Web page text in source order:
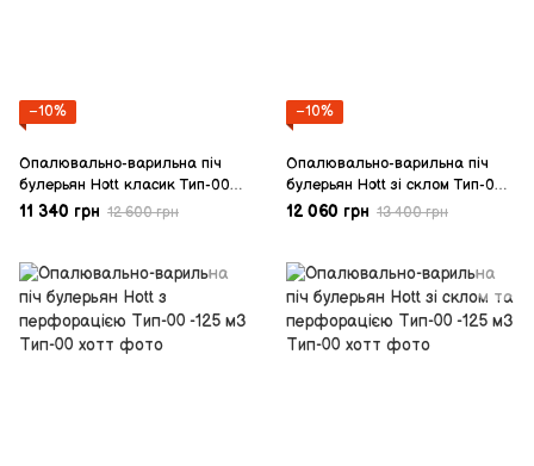
−10%
Опалювально-варильна піч
булерьян Hott класик Тип-00
-125 м3
11 340 грн 12 600 грн
−10%
Опалювально-варильна піч
булерьян Hott зі склом Тип-00
-125 м3
12 060 грн 13 400 грн